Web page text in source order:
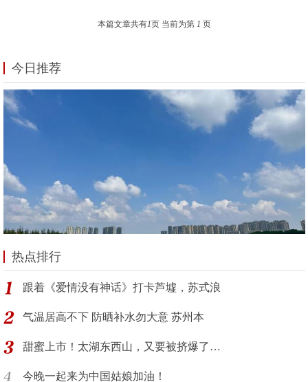
本篇文章共有1页 当前为第 1 页
今日推荐
热点排行
跟着《爱情没有神话》打卡芦墟，苏式浪
气温居高不下 防晒补水勿大意 苏州本
甜蜜上市！太湖东西山，又要被挤爆了…
今晚一起来为中国姑娘加油！